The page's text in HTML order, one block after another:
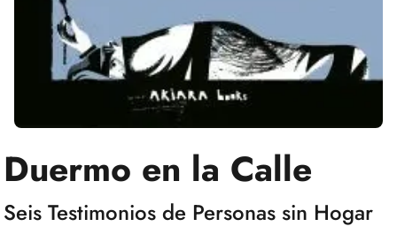
Duermo en la Calle
Seis Testimonios de Personas sin Hogar